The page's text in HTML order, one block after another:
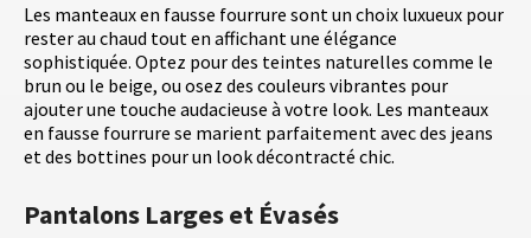
Les manteaux en fausse fourrure sont un choix luxueux pour
rester au chaud tout en affichant une élégance
sophistiquée. Optez pour des teintes naturelles comme le
brun ou le beige, ou osez des couleurs vibrantes pour
ajouter une touche audacieuse à votre look. Les manteaux
en fausse fourrure se marient parfaitement avec des jeans
et des bottines pour un look décontracté chic.
Pantalons Larges et Évasés